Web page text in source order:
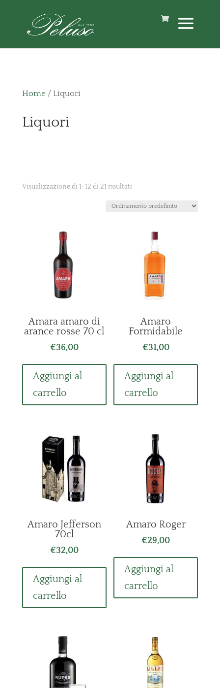
Home/ Liquori
Liquori
Visualizzazione di 1-12 di 21 risultati
Amara amaro di
arance rosse 70 cl
€36,00
Aggiungi al
carrello
Amaro
Formidabile
€31,00
Aggiungi al
carrello
Amaro Jefferson
70cl
€32,00
Aggiungi al
carrello
Amaro Roger
€29,00
Aggiungi al
carrello